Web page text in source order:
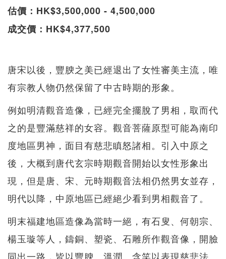
估價：HK$3,500,000 - 4,500,000
成交價：HK$4,377,500
唐宋以後，豐腴之美已經退出了女性審美主流，唯
有宗教人物仍然保留了中古時期的形象。
例如明清觀音造像，已經完全擺脫了男相，取而代
之的是豐滿慈祥的女容。觀音菩薩原型可能為南印
度地區男神，面目有慈悲瞋怒諸相。引入中原之
後，大概到唐代玄宗時期觀音開始以女性形象出
現，但是唐、宋、元時期觀音法相仍然男女並存，
明代以降，中原地區已經絕少看到男相觀音了。
明末福建地區造像為當時一絕，有石叟、何朝宗、
楊玉璇等人，鑄銅、塑瓷、石雕所作觀音像，開臉
同出一路，皆以豐腴、溫潤、含笑以表現慈悲法